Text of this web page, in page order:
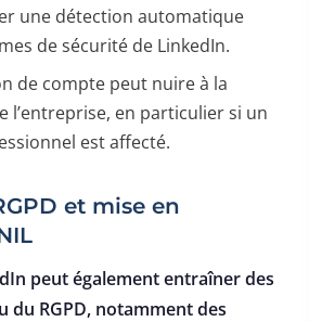
une détection automatique
de sécurité de LinkedIn.
de compte peut nuire à la
l’entreprise, en particulier si un
est affecté.
et mise en
peut également entraîner des
du RGPD, notamment des